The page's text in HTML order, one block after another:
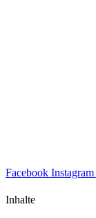
Facebook Instagram
Inhalte